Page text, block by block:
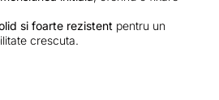
si foarte rezistent pentru un
crescuta.